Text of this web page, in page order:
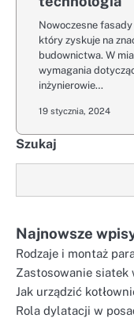
Nowoczesne
który zyskuje na
budownictwa. W
wymagania
inżynierowie…
19 stycznia, 2024
Szukaj
Najnowsze
Rodzaje i montaż
Zastosowanie siatek
Jak urządzić
Rola dylatacji w